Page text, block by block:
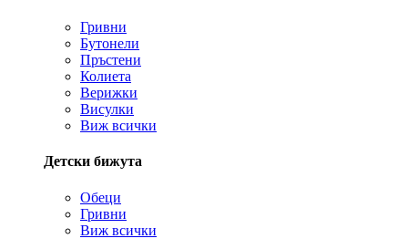
Гривни
Бутонели
Пръстени
Колиета
Верижки
Висулки
Виж всички
Детски бижута
Обеци
Гривни
Виж всички